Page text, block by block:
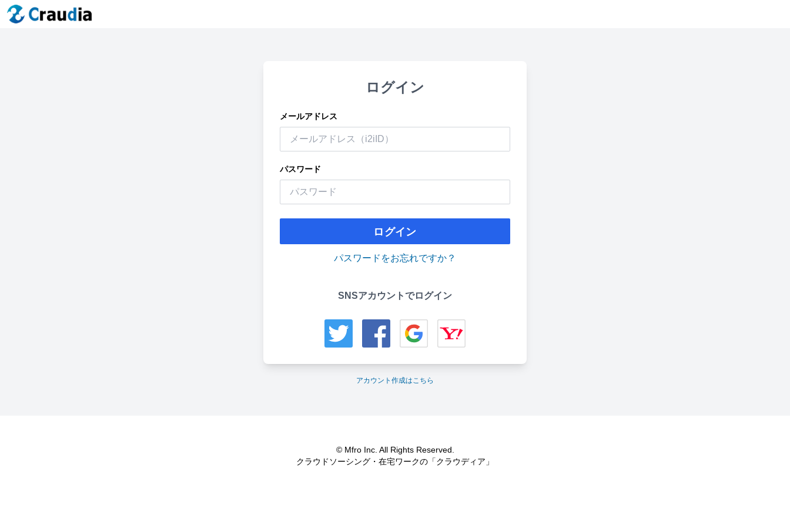
ログイン
メールアドレス
パスワード
ログイン
パスワードをお忘れですか？
SNSアカウントでログイン
アカウント作成はこちら
© Mfro Inc. All Rights Reserved.
クラウドソーシング・在宅ワークの「クラウディア」